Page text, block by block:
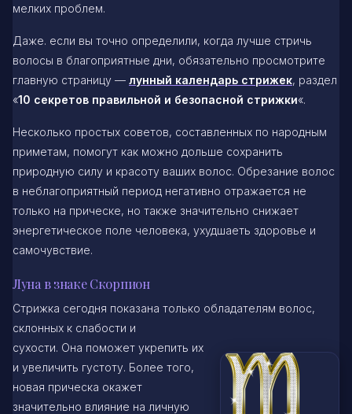
мелких проблем.
Даже. если вы точно определили, когда лучше стричь
волосы в благоприятные дни, обязательно просмотрите
главную страницу — лунный календарь стрижек, раздел
«10 секретов правильной и безопасной стрижки«.
Несколько простых советов, составленных по народным
приметам, помогут как можно дольше сохранить
природную силу и красоту ваших волос. Обрезание волос
в неблагоприятный период негативно отражается не
только на прическе, но также значительно снижает
энергетическое поле человека, ухудшаеть здоровье и
самочувствие.
Луна в знаке Скорпион
Стрижка сегодня показана только обладателям волос,
склонных к слабости и
сухости. Она поможет укрепить их
и увеличить густоту. Более того,
новая прическа окажет
значительно влияние на личную